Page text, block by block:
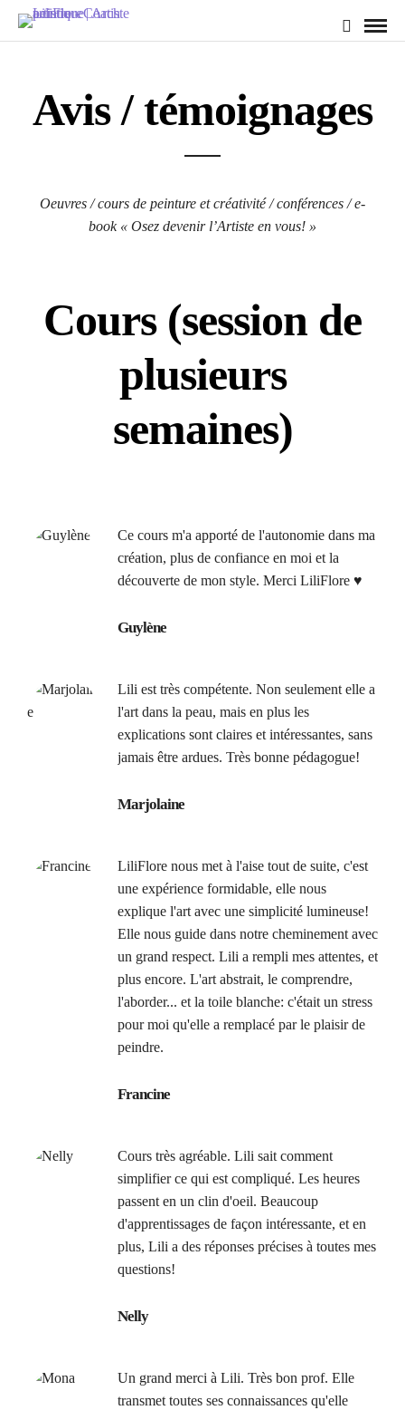
Avis / témoignages
Oeuvres / cours de peinture et créativité / conférences / e-
book « Osez devenir l’Artiste en vous! »
Cours (session de
plusieurs
semaines)
Ce cours m'a apporté de l'autonomie dans ma
création, plus de confiance en moi et la
découverte de mon style. Merci LiliFlore ♥
Guylène
Lili est très compétente. Non seulement elle a
l'art dans la peau, mais en plus les
explications sont claires et intéressantes, sans
jamais être ardues. Très bonne pédagogue!
Marjolaine
LiliFlore nous met à l'aise tout de suite, c'est
une expérience formidable, elle nous
explique l'art avec une simplicité lumineuse!
Elle nous guide dans notre cheminement avec
un grand respect. Lili a rempli mes attentes, et
plus encore. L'art abstrait, le comprendre,
l'aborder... et la toile blanche: c'était un stress
pour moi qu'elle a remplacé par le plaisir de
peindre.
Francine
Cours très agréable. Lili sait comment
simplifier ce qui est compliqué. Les heures
passent en un clin d'oeil. Beaucoup
d'apprentissages de façon intéressante, et en
plus, Lili a des réponses précises à toutes mes
questions!
Nelly
Un grand merci à Lili. Très bon prof. Elle
transmet toutes ses connaissances qu'elle